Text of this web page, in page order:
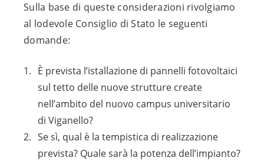
Sulla base di queste considerazioni rivolgiamo
al lodevole Consiglio di Stato le seguenti
domande:
È prevista l’istallazione di pannelli fotovoltaici
sul tetto delle nuove strutture create
nell’ambito del nuovo campus universitario
di Viganello?
Se sì, qual è la tempistica di realizzazione
prevista? Quale sarà la potenza dell’impianto?